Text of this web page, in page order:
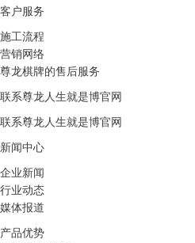
客户服务
施工流程
营销网络
尊龙棋牌的售后服务
联系尊龙人生就是博官网
联系尊龙人生就是博官网
新闻中心
企业新闻
行业动态
媒体报道
产品优势